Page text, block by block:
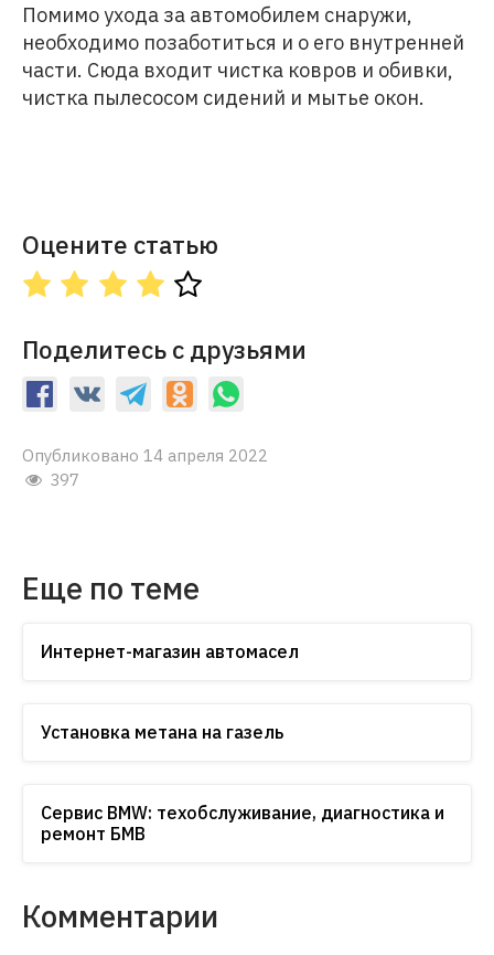
Помимо ухода за автомобилем снаружи,
необходимо позаботиться и о его внутренней
части. Сюда входит чистка ковров и обивки,
чистка пылесосом сидений и мытье окон.
Оцените статью
Поделитесь с друзьями
Опубликовано 14 апреля 2022
397
Еще по теме
Интернет-магазин автомасел
Установка метана на газель
Сервис BMW: техобслуживание, диагностика и
ремонт БМВ
Комментарии